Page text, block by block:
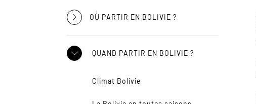
OÙ PARTIR EN BOLIVIE ?
QUAND PARTIR EN BOLIVIE ?
Climat Bolivie